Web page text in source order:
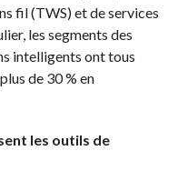
fil (TWS) et de services
les segments des
intelligents ont tous
de 30 % en
les outils de